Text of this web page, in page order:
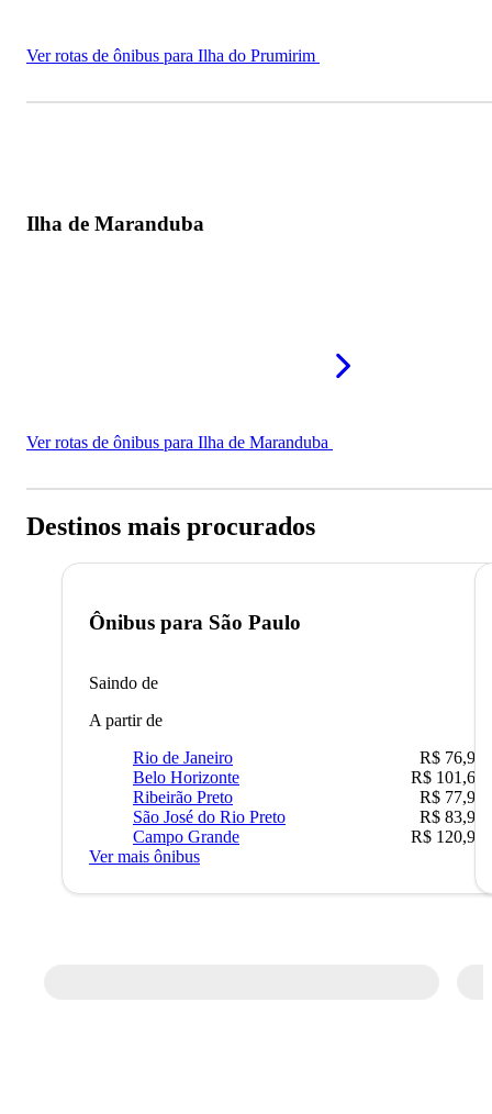
Ver rotas de ônibus para Ilha do Prumirim
Ilha de Maranduba
Ver rotas de ônibus para Ilha de Maranduba
Destinos mais procurados
Ônibus para São Paulo
Saindo de
A partir de
Rio de Janeiro
R$ 76,90
Belo Horizonte
R$ 101,67
Ribeirão Preto
R$ 77,90
São José do Rio Preto
R$ 83,90
Campo Grande
R$ 120,90
Ver mais ônibus